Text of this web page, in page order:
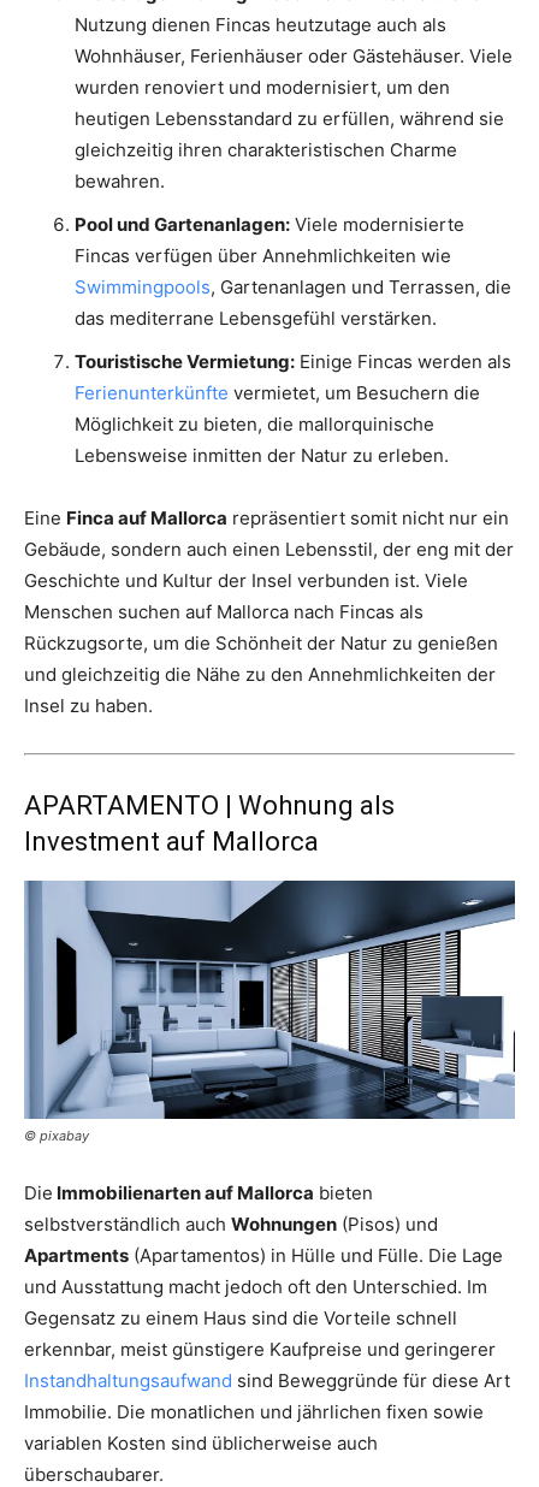
Nutzung dienen Fincas heutzutage auch als
Wohnhäuser, Ferienhäuser oder Gästehäuser. Viele
wurden renoviert und modernisiert, um den
heutigen Lebensstandard zu erfüllen, während sie
gleichzeitig ihren charakteristischen Charme
bewahren.
Pool und Gartenanlagen: Viele modernisierte
Fincas verfügen über Annehmlichkeiten wie
Swimmingpools, Gartenanlagen und Terrassen, die
das mediterrane Lebensgefühl verstärken.
Touristische Vermietung: Einige Fincas werden als
Ferienunterkünfte vermietet, um Besuchern die
Möglichkeit zu bieten, die mallorquinische
Lebensweise inmitten der Natur zu erleben.
Eine Finca auf Mallorca repräsentiert somit nicht nur ein
Gebäude, sondern auch einen Lebensstil, der eng mit der
Geschichte und Kultur der Insel verbunden ist. Viele
Menschen suchen auf Mallorca nach Fincas als
Rückzugsorte, um die Schönheit der Natur zu genießen
und gleichzeitig die Nähe zu den Annehmlichkeiten der
Insel zu haben.
APARTAMENTO | Wohnung als
Investment auf Mallorca
© pixabay
Die Immobilienarten auf Mallorca bieten
selbstverständlich auch Wohnungen (Pisos) und
Apartments (Apartamentos) in Hülle und Fülle. Die Lage
und Ausstattung macht jedoch oft den Unterschied. Im
Gegensatz zu einem Haus sind die Vorteile schnell
erkennbar, meist günstigere Kaufpreise und geringerer
Instandhaltungsaufwand sind Beweggründe für diese Art
Immobilie. Die monatlichen und jährlichen fixen sowie
variablen Kosten sind üblicherweise auch
überschaubarer.